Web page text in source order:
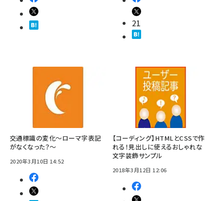
21
交通標識の変化～ローマ字表記
がなくなった？～
2020年3月10日 14:52
【コーディング】HTMLとCSSで作
れる！見出しに使えるおしゃれな
文字装飾サンプル
2018年3月12日 12:06